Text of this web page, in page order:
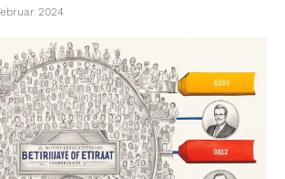
2024